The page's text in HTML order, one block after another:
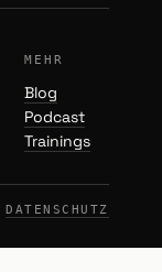
MEHR
Blog
Podcast
Trainings
DATENSCHUTZ